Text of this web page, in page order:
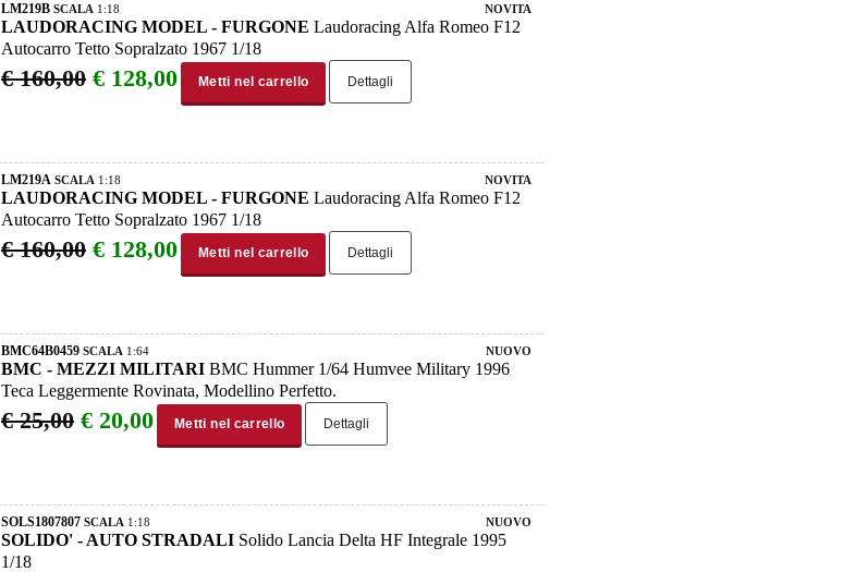
LM219B SCALA 1:18 NOVITA
LAUDORACING MODEL - FURGONE Laudoracing Alfa Romeo F12
Autocarro Tetto Sopralzato 1967 1/18
€ 160,00 € 128,00 Metti nel carrello Dettagli
LM219A SCALA 1:18 NOVITA
LAUDORACING MODEL - FURGONE Laudoracing Alfa Romeo F12
Autocarro Tetto Sopralzato 1967 1/18
€ 160,00 € 128,00 Metti nel carrello Dettagli
BMC64B0459 SCALA 1:64 NUOVO
BMC - MEZZI MILITARI BMC Hummer 1/64 Humvee Military 1996
Teca Leggermente Rovinata, Modellino Perfetto.
€ 25,00 € 20,00 Metti nel carrello Dettagli
SOLS1807807 SCALA 1:18 NUOVO
SOLIDO' - AUTO STRADALI Solido Lancia Delta HF Integrale 1995
1/18